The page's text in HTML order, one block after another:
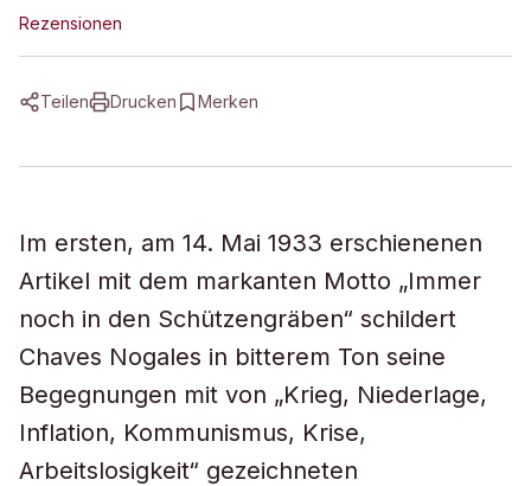
Rezensionen
Teilen Drucken Merken
Im ersten, am 14. Mai 1933 erschienenen
Artikel mit dem markanten Motto „Immer
noch in den Schützengräben“ schildert
Chaves Nogales in bitterem Ton seine
Begegnungen mit von „Krieg, Niederlage,
Inflation, Kommunismus, Krise,
Arbeitslosigkeit“ gezeichneten